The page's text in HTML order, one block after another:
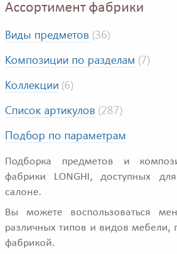
Ассортимент фабрики
Виды предметов (36)
Композиции по разделам (7)
Коллекции (6)
Список артикулов (287)
Подбор по параметрам
Подборка предметов и
фабрики LONGHI, доступных
салоне.
Вы можете воспользоваться
различных типов и видов мебели,
фабрикой.